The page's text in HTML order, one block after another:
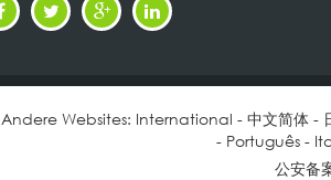
Andere Websites: International - 中文简体 -
- Português-
公安备